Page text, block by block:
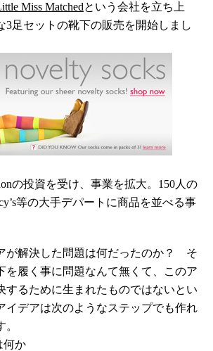
Miss Matchedという会社を立ち上
3足セットの靴下の販売を開始しまし
の投資を受け、事業を拡大。150人の
等の大手デパートに商品を並べる事
が解決した問題は何だったのか？ そ
を履く事に問題なんて無くて、このア
するために生まれたものではないとい
イデアは次のようなステップでも作れ
か